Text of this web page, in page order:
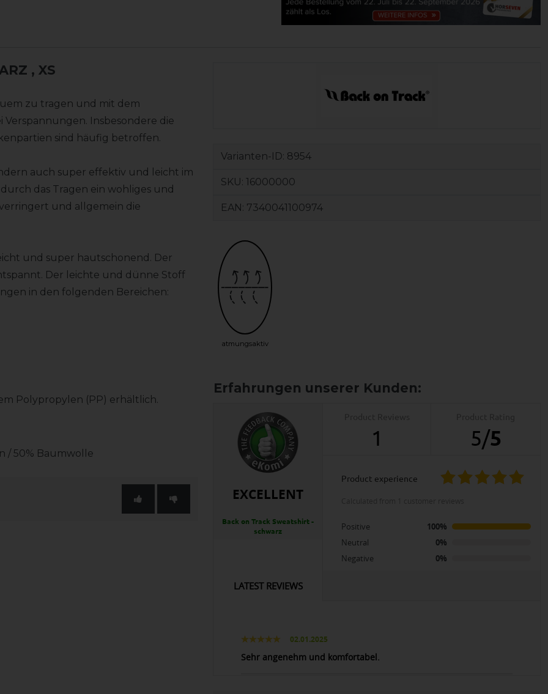
, XS
zu tragen und mit dem
Insbesondere die
sind häufig betroffen.
auch super effektiv und leicht im
das Tragen ein wohliges und
und allgemein die
und super hautschonend. Der
Der leichte und dünne Stoff
in den folgenden Bereichen:
Polypropylen (PP) erhältlich.
/ 50% Baumwolle
Varianten-ID: 8954
SKU: 16000000
EAN: 7340041100974
atmungsaktiv
EXCELLENT
Back on Track Sweatshirt -
schwarz
1 5/5
product experience
Positive
100%
Neutral
0%
Negative
0%
LATEST REVIEWS
02.01.2025
Sehr angenehm und komfortabel.